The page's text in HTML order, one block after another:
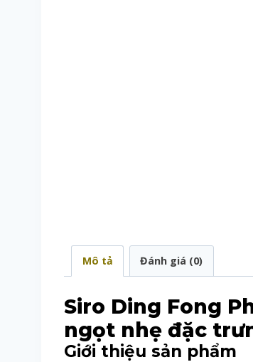
Mô tả Đánh giá (0)
Siro Ding Fong
ngọt nhẹ đặc
Giới thiệu sản phẩm